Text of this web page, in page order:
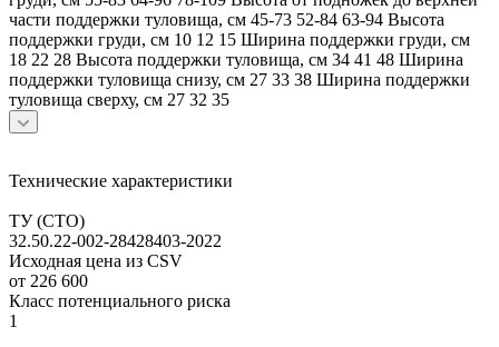
части поддержки туловища, см 45-73 52-84 63-94 Высота
поддержки груди, см 10 12 15 Ширина поддержки груди, см
18 22 28 Высота поддержки туловища, см 34 41 48 Ширина
поддержки туловища снизу, см 27 33 38 Ширина поддержки
туловища сверху, см 27 32 35
Технические характеристики
ТУ (СТО)
32.50.22-002-28428403-2022
Исходная цена из CSV
от 226 600
Класс потенциального риска
1